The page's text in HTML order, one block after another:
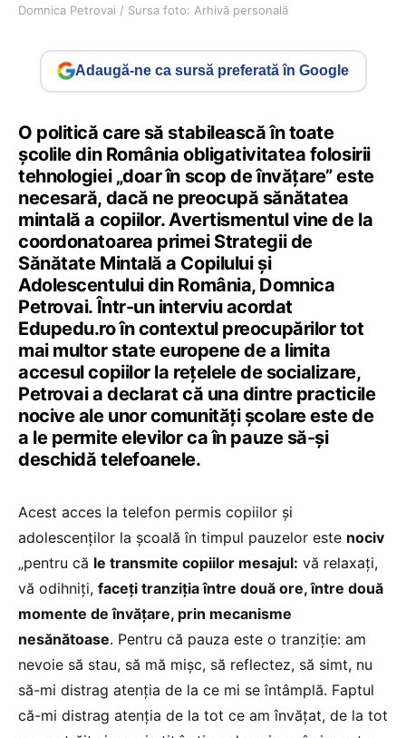
Domnica Petrovai / Sursa foto: Arhivă personală
Adaugă-ne ca sursă preferată în Google
O politică care să stabilească în toate
școlile din România obligativitatea folosirii
tehnologiei „doar în scop de învățare” este
necesară, dacă ne preocupă sănătatea
mintală a copiilor. Avertismentul vine de la
coordonatoarea primei Strategii de
Sănătate Mintală a Copilului și
Adolescentului din România, Domnica
Petrovai. Într-un interviu acordat
Edupedu.ro în contextul preocupărilor tot
mai multor state europene de a limita
accesul copiilor la rețelele de socializare,
Petrovai a declarat că una dintre practicile
nocive ale unor comunități școlare este de
a le permite elevilor ca în pauze să-și
deschidă telefoanele.
Acest acces la telefon permis copiilor și
adolescenților la școală în timpul pauzelor este nociv
„pentru că le transmite copiilor mesajul: vă relaxați,
vă odihniți, faceți tranziția între două ore, între două
momente de învățare, prin mecanisme
nesănătoase. Pentru că pauza este o tranziție: am
nevoie să stau, să mă mișc, să reflectez, să simt, nu
să-mi distrag atenția de la ce mi se întâmplă. Faptul
că-mi distrag atenția de la tot ce am învățat, de la tot